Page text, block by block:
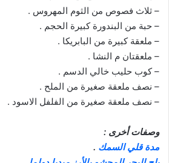
– ثلاث فصوص من الثوم المهروس .
– حبة من البندورة كبيرة الحجم .
– ملعقة كبيرة من البابريكا .
– ملعقتان م النشا .
– كوب حليب خالي الدسم .
– نصف ملعقة صغيرة من الملح .
– نصف ملعقة صغيرة من الفلفل الاسود .
وصفات أخرى :
مدة قلي السمك .